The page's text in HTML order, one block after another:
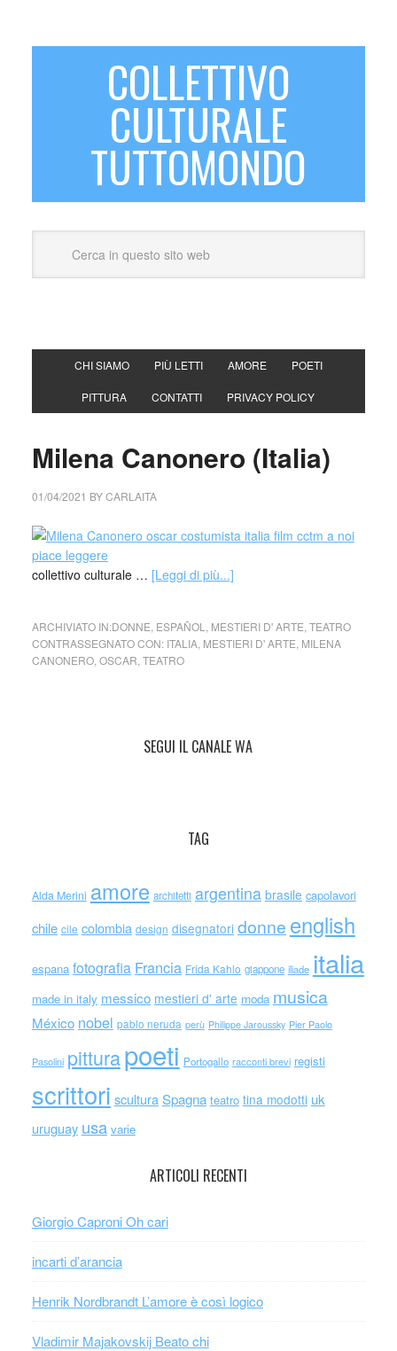
COLLETTIVO
CULTURALE
TUTTOMONDO
CHI SIAMO PIÙ LETTI AMORE POETI
PITTURA CONTATTI PRIVACY POLICY
Milena Canonero (Italia)
01/04/2021 BYCARLAITA
collettivo culturale … [Leggi di più...]
ARCHIVIATO IN:DONNE ESPAÑOL MESTIERI D' ARTE TEATRO
CONTRASSEGNATO CON: ITALIA, MESTIERI D' ARTE MILENA
CANONERO, OSCAR TEATRO
SEGUI IL CANALE WA
TAG
Alda Merini amore architetti argentina brasile capolavori
chile cile colombia design disegnatori donne english
espana fotografia Francia Frida Kahlo giappone iliade italia
made in italy messico mestieri d' arte moda musica
México nobel pablo neruda perù Philippe Jaroussky Pier Paolo
Pasolini pitturapoeti Portogallo racconti brevi registi
scrittori scultura Spagna teatro tina modotti uk
uruguay usa varie
ARTICOLI RECENTI
Giorgio Caproni Oh cari
incarti d’arancia
Henrik Nordbrandt L’amore è così logico
Vladimir Majakovskij Beato chi